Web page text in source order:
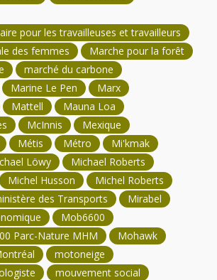
pour les travailleuses et travailleurs
des femmes
Marche pour la forêt
marché du carbone
Marine Le Pen
Marx
Mattell
Mauna Loa
McInnis
Mexique
Métis Métro
Mi'kmak
Löwy
Michael Roberts
Michel Husson
Michel Roberts
des Transports
Mirabel
Mob6600
Parc-Nature MHM
Mohawk
motoneige
mouvement social